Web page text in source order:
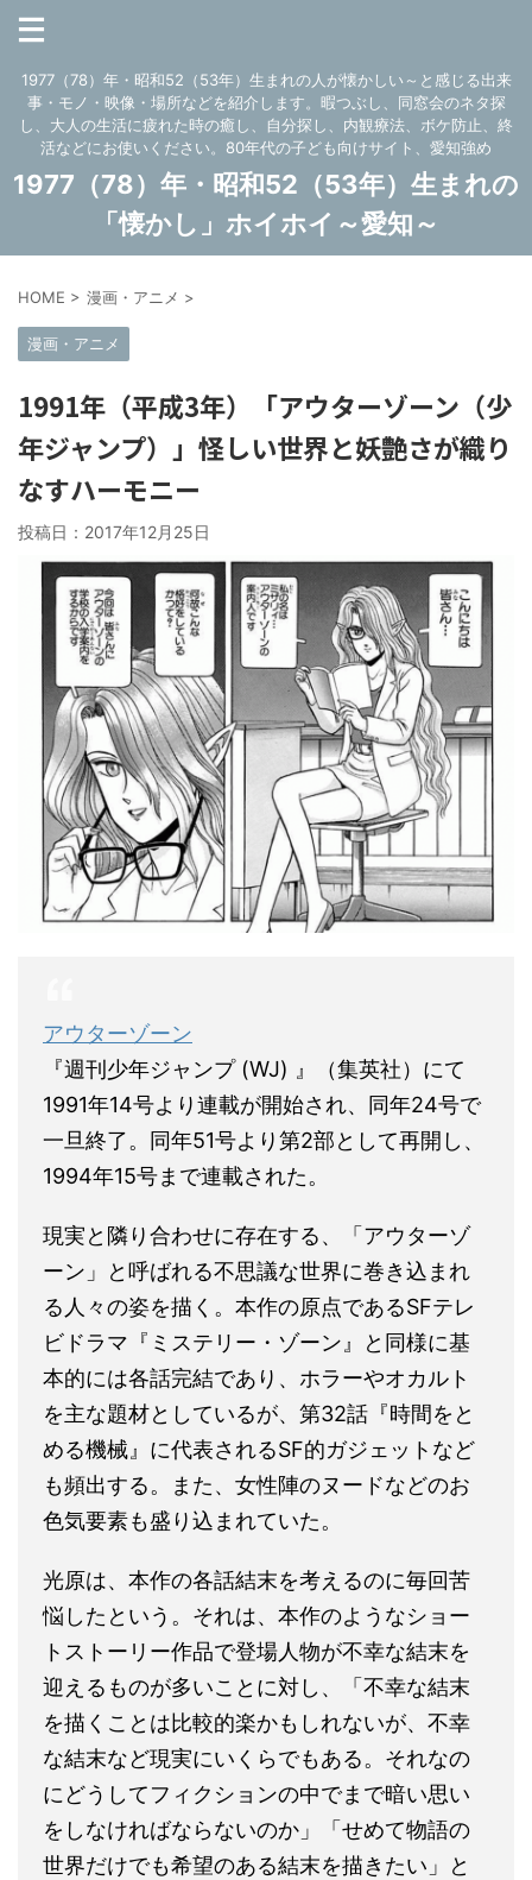
1977（78）年・昭和52（53年）生まれの人が懐かしい～と感じる出来
事・モノ・映像・場所などを紹介します。暇つぶし、同窓会のネタ探
し、大人の生活に疲れた時の癒し、自分探し、内観療法、ボケ防止、終
活などにお使いください。80年代の子ども向けサイト、愛知強め
1977（78）年・昭和52（53年）生まれの
「懐かし」ホイホイ～愛知～
HOME > 漫画・アニメ >
漫画・アニメ
1991年（平成3年）「アウターゾーン（少
年ジャンプ）」怪しい世界と妖艶さが織り
なすハーモニー
投稿日： 2017年12月25日
アウターゾーン
『週刊少年ジャンプ (WJ) 』（集英社）にて
1991年14号より連載が開始され、同年24号で
一旦終了。同年51号より第2部として再開し、
1994年15号まで連載された。
現実と隣り合わせに存在する、「アウターゾ
ーン」と呼ばれる不思議な世界に巻き込まれ
る人々の姿を描く。本作の原点であるSFテレ
ビドラマ『ミステリー・ゾーン』と同様に基
本的には各話完結であり、ホラーやオカルト
を主な題材としているが、第32話『時間をと
める機械』に代表されるSF的ガジェットなど
も頻出する。また、女性陣のヌードなどのお
色気要素も盛り込まれていた。
光原は、本作の各話結末を考えるのに毎回苦
悩したという。それは、本作のようなショー
トストーリー作品で登場人物が不幸な結末を
迎えるものが多いことに対し、「不幸な結末
を描くことは比較的楽かもしれないが、不幸
な結末など現実にいくらでもある。それなの
にどうしてフィクションの中でまで暗い思い
をしなければならないのか」「せめて物語の
世界だけでも希望のある結末を描きたい」と